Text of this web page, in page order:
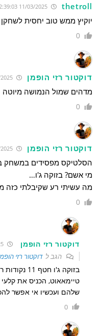
thetroll
11/03/2025 2:39:03
יוקיץ ממש טוב יחסית לשחקן שנבחר
0
דוקטור רזי הופמן
מדהים שמול הנמושה מיוטה
0
דוקטור רזי הופמן
הסלטיקס מפסידים במשחק בו
מי אשם? בזוקה ג'ו…
מה עשיתי רע שקיבלתי כזה
0
דוקטור רזי הופמן
הגב לדוקטור רזי
בזוקה ג'ו
טיימאאוט, הכניס את קלעי
שלהם ועכשיו אי אפשר
0